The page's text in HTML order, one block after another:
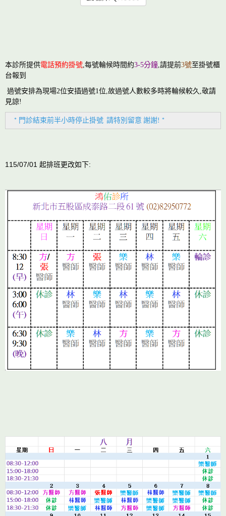
本診所提供電話預約掛號,每號輪候時間約3-5分鐘,請提前3號至掛號櫃
台報到
過號安排為現場2位安插過號1位,故過號人數較多時將輪候較久,敬請
見諒!
* 門診結束前半小時停止掛號 請特別留意 謝謝! *
115/07/01 起排班更改如下: